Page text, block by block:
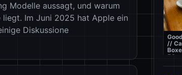
Modelle aussagt, und warum
Im Juni 2025 hat Apple ein
Diskussione
//
50m